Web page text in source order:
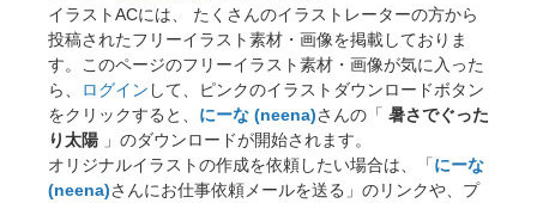
イラストACには、 たくさんのイラストレーターの方から
投稿されたフリーイラスト素材・画像を掲載しておりま
す。このページのフリーイラスト素材・画像が気に入った
ら、
ログイン して、ピンクのイラストダウンロードボタン
をクリックすると、 にーな (neena)さんの「 暑さでぐった
り太陽 」のダウンロードが開始されます。
オリジナルイラストの作成を依頼したい場合は、「にーな
(neena)さんにお仕事依頼メールを送る」のリンクや、プ